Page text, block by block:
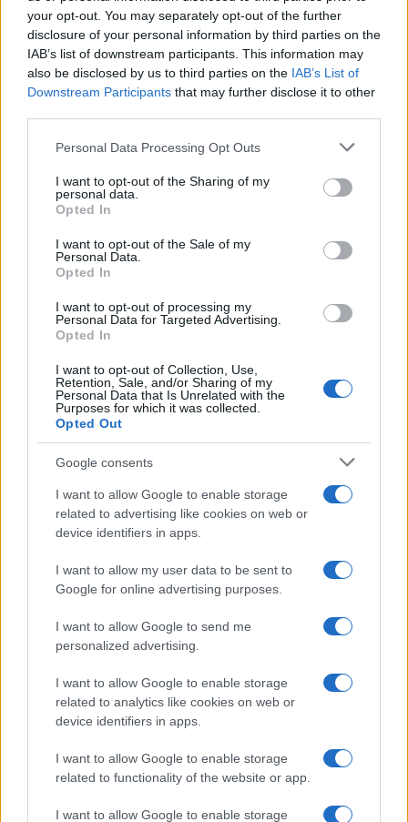
your opt-out. You may separately opt-out of the further
disclosure of your personal information by third parties on the
IAB’s list of downstream participants. This information may
also be disclosed by us to third parties on the IAB’s List of
Downstream Participants that may further disclose it to other
Please note that this website/app uses one or more Google
not limited to your visit or usage behaviour. You may click to
grant or deny consent to Google and its third-party tags to
use your data for below specified purposes in below Google
consent section.
Personal Data Processing Opt Outs
I want to opt-out of the Sharing of my
personal data.
Opted In
I want to opt-out of the Sale of my
Personal Data.
Opted In
I want to opt-out of processing my
Personal Data for Targeted Advertising.
Opted In
I want to opt-out of Collection, Use,
Retention, Sale, and/or Sharing of my
Personal Data that Is Unrelated with the
Purposes for which it was collected.
Opted Out
Google consents
I want to allow Google to enable storage
related to advertising like cookies on web or
device identifiers in apps.
I want to allow my user data to be sent to
Google for online advertising purposes.
I want to allow Google to send me
personalized advertising.
I want to allow Google to enable storage
related to analytics like cookies on web or
device identifiers in apps.
I want to allow Google to enable storage
related to functionality of the website or app.
I want to allow Google to enable storage
Notizie in tempo reale?
Entra nel canale telegram di
GalluraOggi.it
i tuoi video e le tue foto
daGoogle News
Condividi l'articolo
F
a
ce
b
o
o
k
T
w
it
te
r
Pi
n
re
st
W
h
at
s
A
p
p
S
h
a
re
Articolo precedente
Prossimo articolo
NOTIZIE RECENTI
A fuoco un deposito con bombole, intervento dei
Ristorante distrutto dalle fiamme a La
Maddalena, incendio a Monti d’à rena